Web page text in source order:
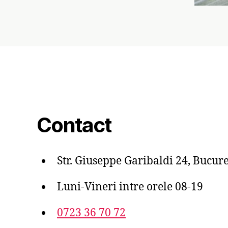
Contact
Str. Giuseppe Garibaldi 24,
Luni-Vineri intre orele 08-19
0723 36 70 72